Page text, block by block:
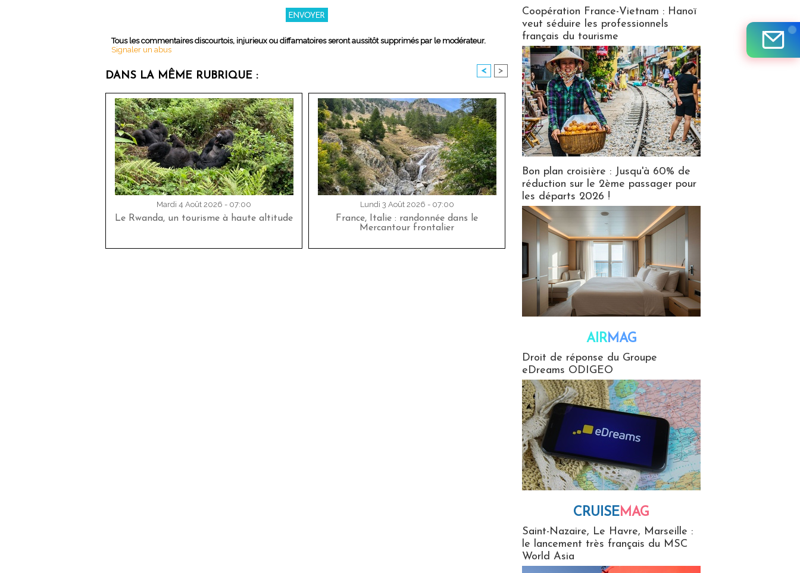
Tous les commentaires discourtois, injurieux ou diffamatoires seront aussitôt supprimés par le modérateur.
Signaler un abus
DANS LA MÊME RUBRIQUE : < >
Mardi 4 Août 2026 - 07:00
Le Rwanda, un tourisme à haute altitude
Lundi 3 Août 2026 - 07:00
France, Italie : randonnée dans le
Mercantour frontalier
Coopération France-Vietnam : Hanoï
veut séduire les professionnels
français du tourisme
Bon plan croisière : Jusqu'à 60% de
réduction sur le 2ème passager pour
les départs 2026 !
AIRMAG
Droit de réponse du Groupe
eDreams ODIGEO
CRUISEMAG
Saint-Nazaire, Le Havre, Marseille :
le lancement très français du MSC
World Asia